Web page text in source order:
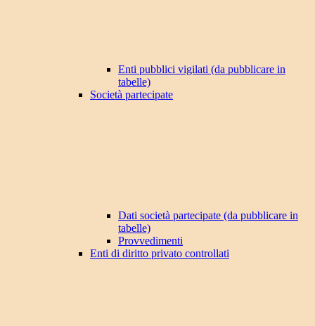
Enti pubblici vigilati (da pubblicare in
tabelle)
Società partecipate
Dati società partecipate (da pubblicare in
tabelle)
Provvedimenti
Enti di diritto privato controllati